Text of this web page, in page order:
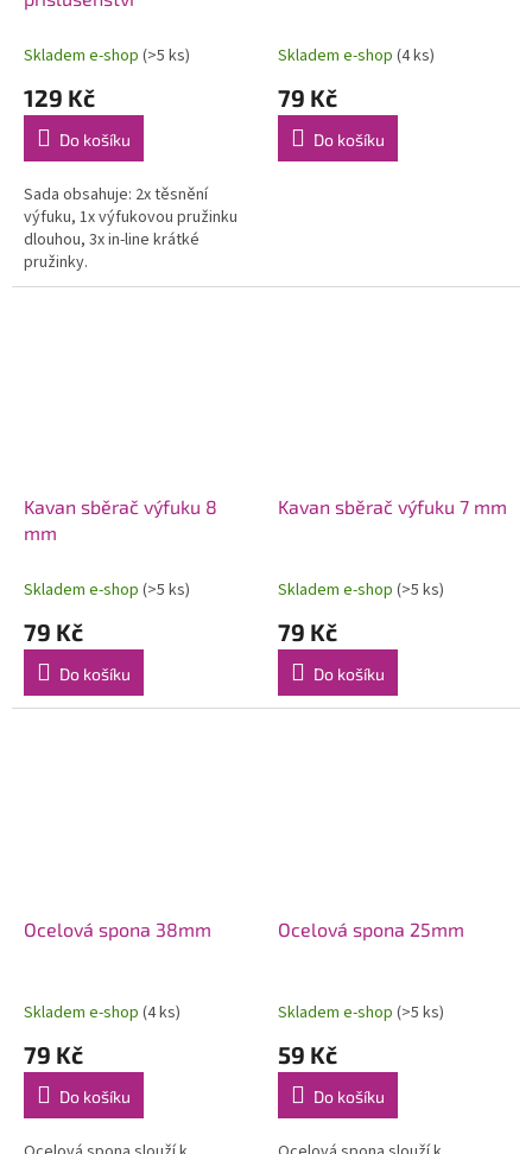
Skladem e-shop (>5 ks)
129 Kč
Do košíku
Sada obsahuje: 2x těsnění
výfuku, 1x výfukovou pružinku
dlouhou, 3x in-line krátké
pružinky.
Skladem e-shop (4 ks)
79 Kč
Do košíku
Kavan sběrač výfuku 8
mm
Skladem e-shop (>5 ks)
79 Kč
Do košíku
Kavan sběrač výfuku 7 mm
Skladem e-shop (>5 ks)
79 Kč
Do košíku
Ocelová spona 38mm
Skladem e-shop (4 ks)
79 Kč
Do košíku
Ocelová spona 25mm
Skladem e-shop (>5 ks)
59 Kč
Do košíku